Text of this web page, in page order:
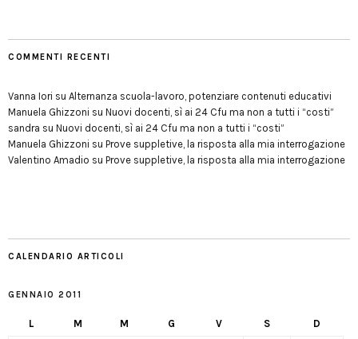
COMMENTI RECENTI
Vanna Iori su Alternanza scuola-lavoro, potenziare contenuti educativi
Manuela Ghizzoni su Nuovi docenti, sì ai 24 Cfu ma non a tutti i “costi”
sandra su Nuovi docenti, sì ai 24 Cfu ma non a tutti i “costi”
Manuela Ghizzoni su Prove suppletive, la risposta alla mia interrogazione
Valentino Amadio su Prove suppletive, la risposta alla mia interrogazione
CALENDARIO ARTICOLI
GENNAIO 2011
L M M G V S D